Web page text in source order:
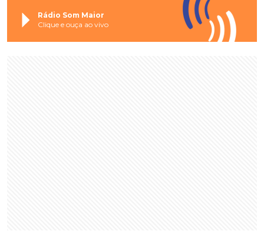
Rádio Som Maior
Clique e ouça ao vivo